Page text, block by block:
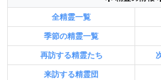
全精霊一覧
季節の精霊一覧
再訪する精霊たち
来訪する精霊団